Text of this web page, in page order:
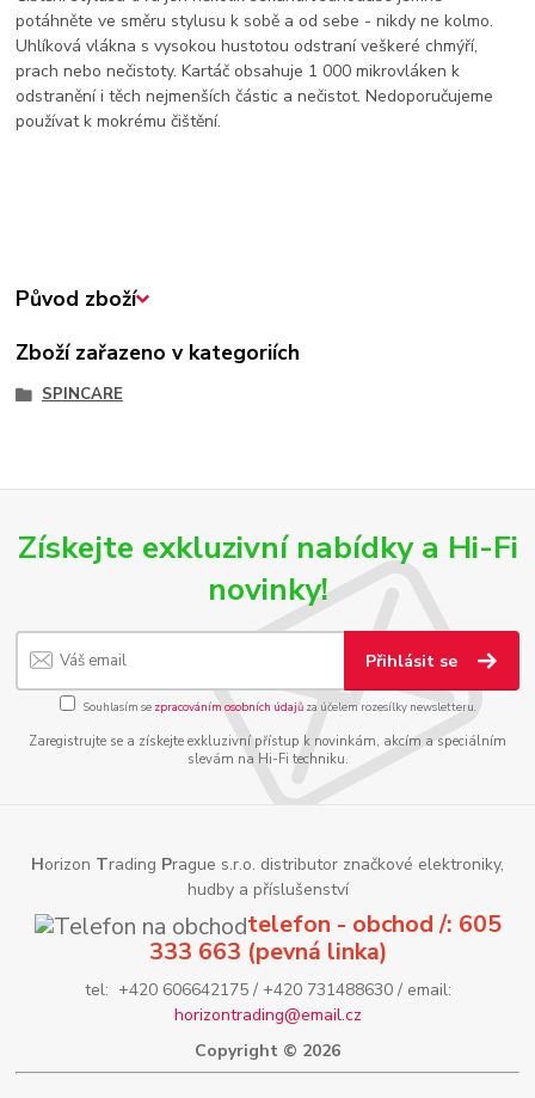
potáhněte ve směru stylusu k sobě a od sebe - nikdy ne kolmo.
Uhlíková vlákna s vysokou hustotou odstraní veškeré chmýří,
prach nebo nečistoty. Kartáč obsahuje 1 000 mikrovláken k
odstranění i těch nejmenších částic a nečistot. Nedoporučujeme
používat k mokrému čištění.
Původ zboží
Zboží zařazeno v kategoriích
SPINCARE
Získejte exkluzivní nabídky a Hi-Fi
novinky!
Přihlásit se
Souhlasím se zpracováním osobních údajůza účelem rozesílky newsletteru.
Zaregistrujte se a získejte exkluzivní přístup k novinkám, akcím a speciálním
slevám na Hi-Fi techniku.
Horizon Trading Prague s.r.o. distributor značkové elektroniky,
hudby a příslušenství
telefon - obchod /: 605
333 663 (pevná linka)
tel: +420 606642175 / +420 731488630 / email:
horizontrading@email.cz
Copyright © 2026